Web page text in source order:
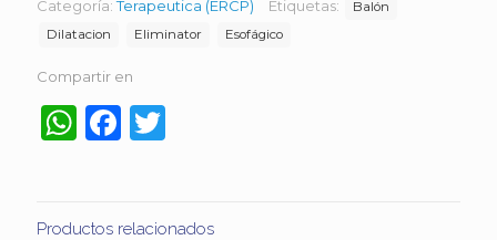
Categoría:Terapeutica (ERCP) Etiquetas:
Balón
Dilatacion
Eliminator Esofágico
Compartir en
WhatsApp
Facebook
Productos relacionados